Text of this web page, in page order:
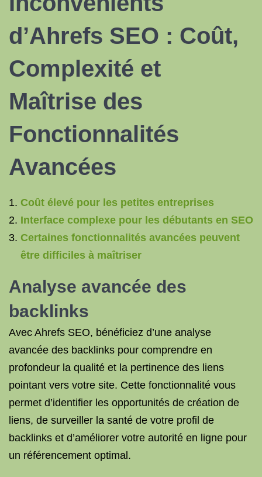
d’Ahrefs SEO : Coût,
Complexité et
Maîtrise des
Fonctionnalités
Avancées
Coût élevé pour les petites entreprises
Interface complexe pour les débutants en SEO
Certaines fonctionnalités avancées peuvent
être difficiles à maîtriser
Analyse avancée des
backlinks
Avec Ahrefs SEO, bénéficiez d’une analyse
avancée des backlinks pour comprendre en
profondeur la qualité et la pertinence des liens
pointant vers votre site. Cette fonctionnalité vous
permet d’identifier les opportunités de création de
liens, de surveiller la santé de votre profil de
backlinks et d’améliorer votre autorité en ligne pour
un référencement optimal.